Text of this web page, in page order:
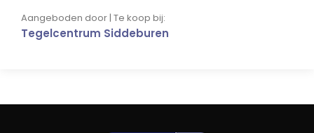
Aangeboden door | Te koop bij:
Tegelcentrum Siddeburen